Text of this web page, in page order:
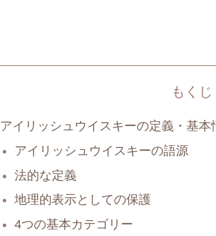
もくじ
アイリッシュウイスキーの定義・基本
アイリッシュウイスキーの語源
法的な定義
地理的表示としての保護
4つの基本カテゴリー